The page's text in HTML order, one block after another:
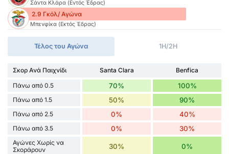
Σάντα Κλάρα (Εντός Έδρας)
2.9 Γκόλ/ Αγώνα
Μπενφίκα (Εκτός Έδρας)
Τέλος του Αγώνα 1H/2H
Σκορ Ανά Παιχνίδι Santa Clara
Benfica
Πάνω από 0.5
70% 100%
Πάνω από 1.5 50% 90%
Πάνω από 2.5 0% 40%
Πάνω από 3.5 0% 30%
Αγώνες Χωρίς να
Σκοράρουν
30% 0%